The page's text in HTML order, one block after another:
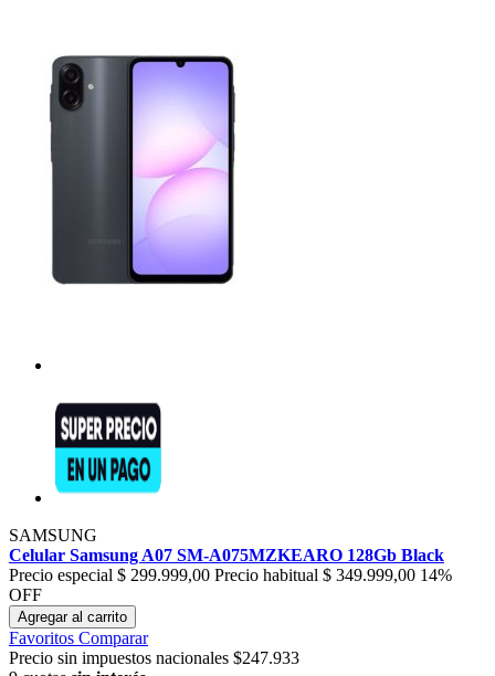
SAMSUNG
Celular Samsung A07 SM-A075MZKEARO 128Gb Black
Precio especial $ 299.999,00 Precio habitual $ 349.999,00 14%
OFF
Agregar al carrito
Favoritos Comparar
Precio sin impuestos nacionales $247.933